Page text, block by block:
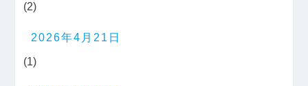
(2)
2026年4月21日
(1)